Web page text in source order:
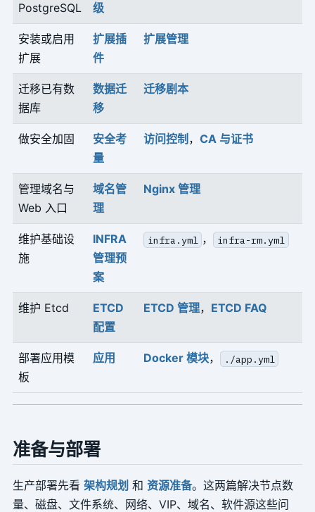
PostgreSQL 级
安装或启用
扩展
扩展插
件
扩展管理
迁移已有数
据库
数据迁
移
迁移剧本
做安全加固
安全考
量
访问控制 ， CA 与证书
管理域名与
Web 入口
域名管
理
Nginx 管理
维护基础设
施
INFRA
管理预
案
infra.yml ， infra-rm.yml
维护 Etcd
ETCD
配置
ETCD 管理， ETCD FAQ
部署应用模
板
应用 Docker 模块， ./app.yml
准备与部署
生产部署先看 架构规划 和 资源准备。这两篇解决节点数
量、磁盘、文件系统、网络、VIP、域名、软件源这些问